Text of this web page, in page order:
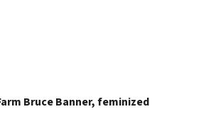
Bruce Banner, feminized